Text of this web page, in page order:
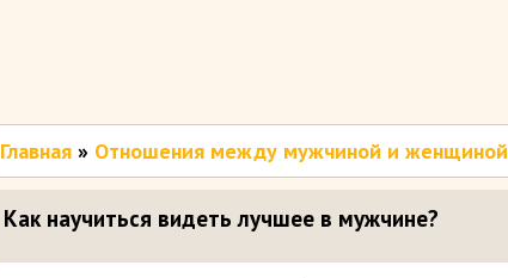
Главная » Отношения между мужчиной и женщиной
Как научиться видеть лучшее в мужчине?